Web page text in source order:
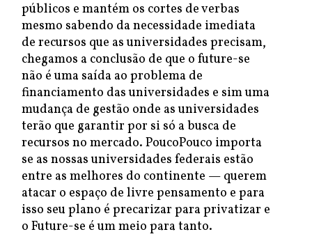
públicos e mantém os cortes de verbas
mesmo sabendo da necessidade imediata
de recursos que as universidades precisam,
chegamos a conclusão de que o future-se
não é uma saída ao problema de
financiamento das universidades e sim uma
mudança de gestão onde as universidades
terão que garantir por si só a busca de
recursos no mercado. PoucoPouco importa
se as nossas universidades federais estão
entre as melhores do continente — querem
atacar o espaço de livre pensamento e para
isso seu plano é precarizar para privatizar e
o Future-se é um meio para tanto.